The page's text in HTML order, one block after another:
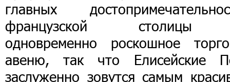
главных
французской
одновременно роскошное
авеню, так что Елисейские
заслуженно зовутся самым